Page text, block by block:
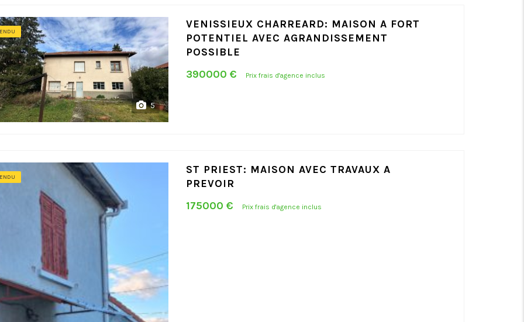
5
VENISSIEUX CHARREARD: MAISON A FORT
POTENTIEL AVEC AGRANDISSEMENT
POSSIBLE
390000 €
Prix frais d'agence inclus
ST PRIEST: MAISON AVEC TRAVAUX A
PREVOIR
175000 €
Prix frais d'agence inclus